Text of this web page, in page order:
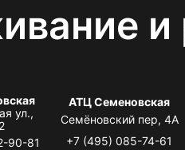
ул.,
90-81
АТЦ Семеновская
Семёновский пер, 4А
+7 (495) 085-74-61